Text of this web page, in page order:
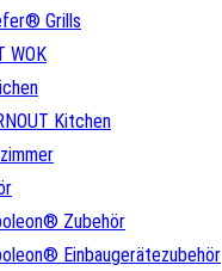
Grills
WOK
Kitchen
Zubehör
Einbaugerätezubehör